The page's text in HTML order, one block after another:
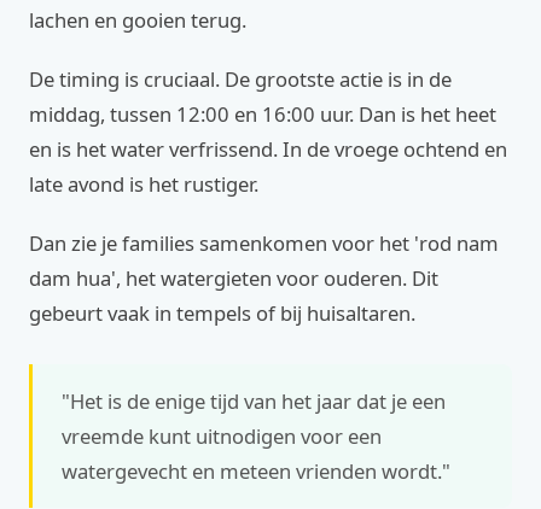
lachen en gooien terug.
De timing is cruciaal. De grootste actie is in de
middag, tussen 12:00 en 16:00 uur. Dan is het heet
en is het water verfrissend. In de vroege ochtend en
late avond is het rustiger.
Dan zie je families samenkomen voor het 'rod nam
dam hua', het watergieten voor ouderen. Dit
gebeurt vaak in tempels of bij huisaltaren.
"Het is de enige tijd van het jaar dat je een
vreemde kunt uitnodigen voor een
watergevecht en meteen vrienden wordt."